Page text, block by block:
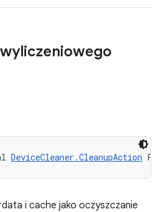
DeviceCleaner.CleanupAction
i cache jako oczyszczanie